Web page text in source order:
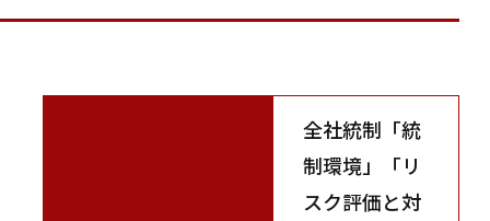
全社統制「統
制環境」「リ
スク評価と対